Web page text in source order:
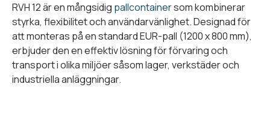
RVH 12 är en mångsidig pallcontainersom kombinerar
styrka, flexibilitet och användarvänlighet. Designad för
att monteras på en standard EUR-pall (1200 x 800 mm),
erbjuder den en effektiv lösning för förvaring och
transport i olika miljöer såsom lager, verkstäder och
industriella anläggningar.